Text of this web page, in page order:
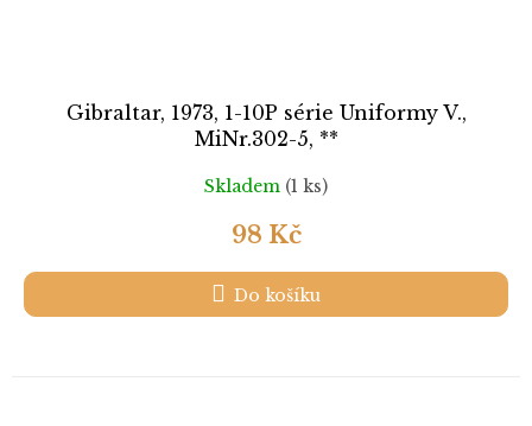
Gibraltar, 1973, 1-10P série Uniformy V.,
MiNr.302-5, **
Skladem (1 ks)
98 Kč
Do košíku